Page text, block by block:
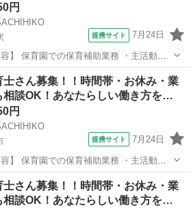
円
提携サイト 7月24日
】 保育園での保育補助業務 ・主活動の
聞かせ等) ・給食、おやつ等の介助 ・午
とは… ・遊びの見
和美園駅 保育士
士さん募集！！時間帯・お休み・業
相談OK！あなたらしい働き方を…
円
提携サイト 7月24日
】 保育園での保育補助業務 ・主活動の
聞かせ等) ・給食、おやつ等の介助 ・午
とは… ・遊びの見
育士
士さん募集！！時間帯・お休み・業
相談OK！あなたらしい働き方を…